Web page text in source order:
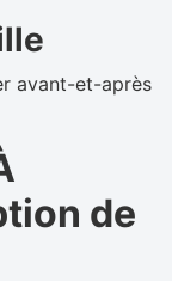
avant-et-après
de